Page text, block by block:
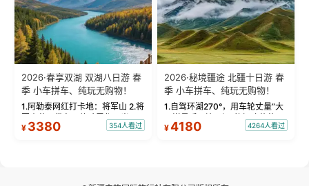
2026·春享双湖 双湖八日游 春
季 小车拼车、纯玩无购物！
1.阿勒泰网红打卡地：将军山 2.将
军山落日缆车，体验雪都风光 3.
将军山，夕阳派对，蹦迪party 4.
¥ 3380 354人看过
2026·秘境疆途 北疆十日游 春
季 小车拼车、纯玩无购物！
1.自驾环湖270°，用车轮丈量“大
西洋最后一滴眼泪”的极致蔚蓝，
让雪山、花海与深邃湖水在转弯
¥4180 4264人看过